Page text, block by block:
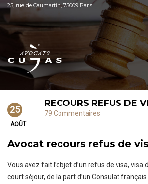
25, rue de Caumartin, 75009 Paris
25
AOÛT
RECOURS REFUS DE
79 Commentaires
Avocat recours refus de
Vous avez fait l’objet d’un refus de visa, visa
court séjour, de la part d’un Consulat